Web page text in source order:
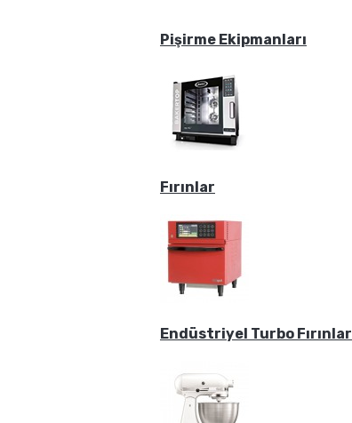
Pişirme Ekipmanları
Fırınlar
Endüstriyel Turbo Fırınlar